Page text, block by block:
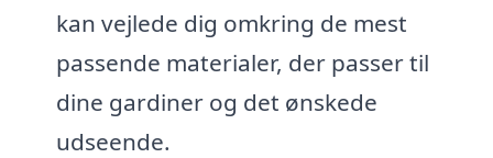
kan vejlede dig omkring de mest
passende materialer, der passer til
dine gardiner og det ønskede
udseende.